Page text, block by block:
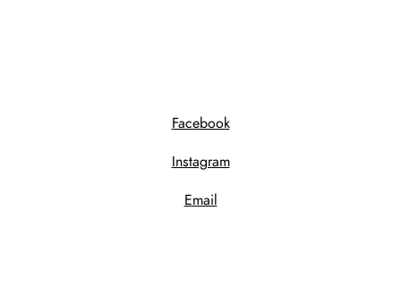
Facebook
Instagram
Email